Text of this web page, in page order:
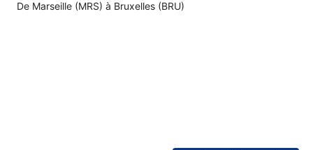
De Marseille (MRS) à Bruxelles (BRU)